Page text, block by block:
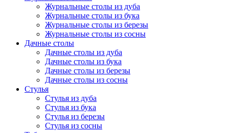
Журнальные столы из дуба
Журнальные столы из бука
Журнальные столы из березы
Журнальные столы из сосны
Дачные столы
Дачные столы из дуба
Дачные столы из бука
Дачные столы из березы
Дачные столы из сосны
Стулья
Стулья из дуба
Стулья из бука
Стулья из березы
Стулья из сосны